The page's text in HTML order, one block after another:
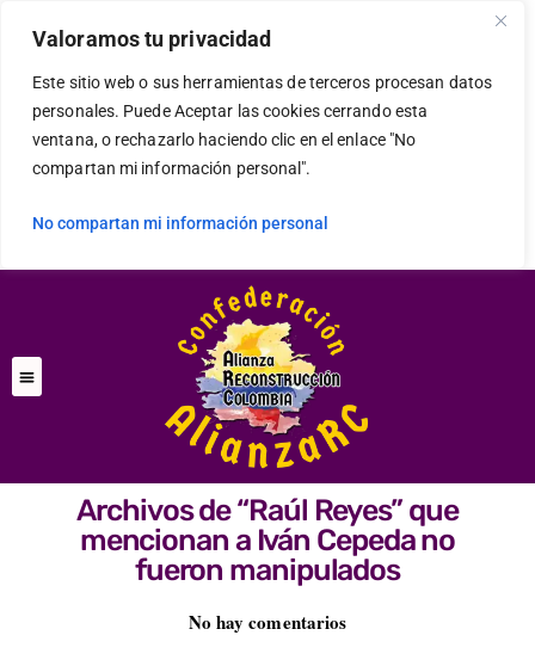
Valoramos tu privacidad
Este sitio web o sus herramientas de terceros procesan datos
personales. Puede Aceptar las cookies cerrando esta
ventana, o rechazarlo haciendo clic en el enlace "No
compartan mi información personal".
No compartan mi información personal
Archivos de “Raúl Reyes” que
mencionan a Iván Cepeda no
fueron manipulados
No hay comentarios